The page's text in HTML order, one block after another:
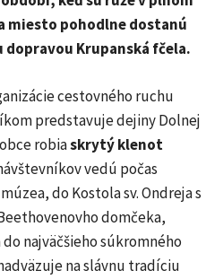
miesto pohodlne dostanú
Krupanská fčela.
cestovného ruchu
predstavuje dejiny Dolnej
robiaskrytý klenot
vedú počas
do Kostola sv. Ondreja s
domčeka,
najväčšieho súkromného
na slávnu tradíciu